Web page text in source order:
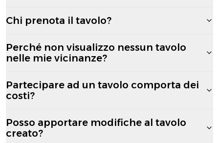
Chi prenota il tavolo?
Perché non visualizzo nessun tavolo
nelle mie vicinanze?
Partecipare ad un tavolo comporta dei
costi?
Posso apportare modifiche al tavolo
creato?